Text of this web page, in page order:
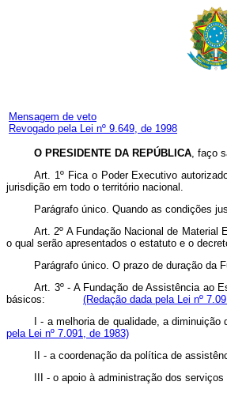
Mensagem de veto
Revogado pela Lei nº 9.649, de 1998
O PRESIDENTE DA REPÚBLICA, faço
Art. 1º Fica o Poder Executivo
jurisdição em todo o território nacional.
Parágrafo único. Quando as condições
Art. 2º A Fundação Nacional de
o qual serão apresentados o estatuto e o
Parágrafo único. O prazo de duração da
Art. 3º - A Fundação de Assistência ao
básicos: (Redação dada pela Lei nº
I - a melhoria de qualidade, a
pela Lei nº 7.091, de 1983)
II - a coordenação da política de
III - o apoio à administração dos